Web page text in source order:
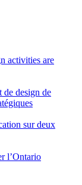
activities are
de design de
sur deux
l’Ontario